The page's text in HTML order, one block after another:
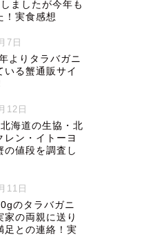
ましたが今年も
！実食感想
7日
よりタラバガニ
いる蟹通販サイ
12日
海道の生協・北
レン・イトーヨ
の値段を調査し
11日
のタラバガニ
家の両親に送り
足との連絡！実